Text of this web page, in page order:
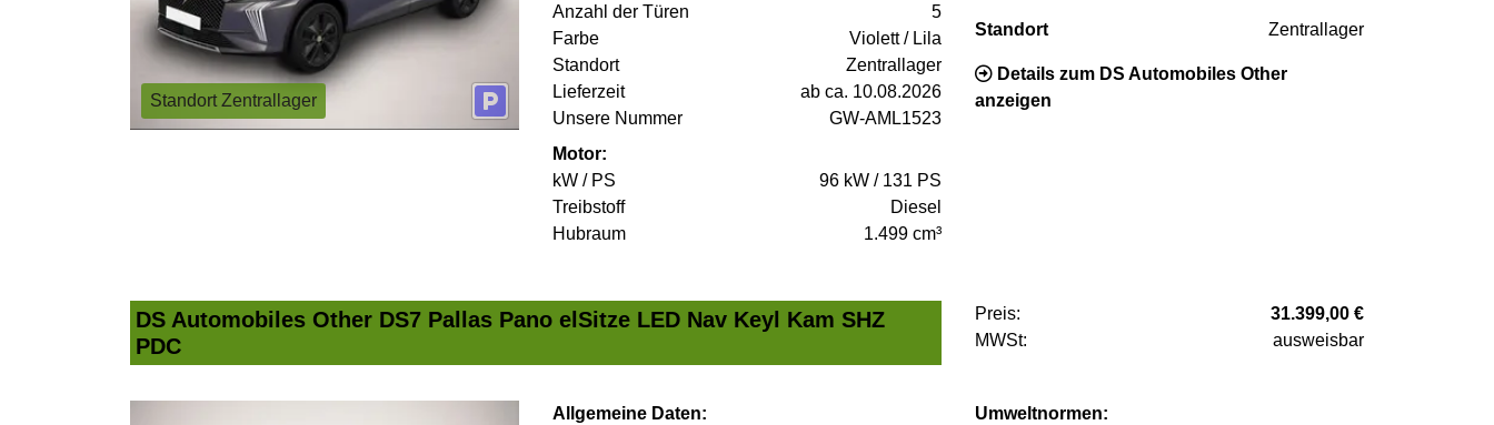
Standort Zentrallager
Anzahl der Türen
5
Farbe
Violett / Lila
Standort
Zentrallager
Lieferzeit
ab ca. 10.08.2026
Unsere Nummer
GW-AML1523
Motor:
kW / PS
96 kW / 131 PS
Treibstoff
Diesel
Hubraum
1.499 cm³
Standort Zentrallager
Details zum DS Automobiles Other
anzeigen
DS Automobiles Other DS7 Pallas Pano elSitze LED Nav Keyl Kam SHZ
PDC
Preis:
31.399,00 €
MWSt:
ausweisbar
Allgemeine Daten:
Umweltnormen: